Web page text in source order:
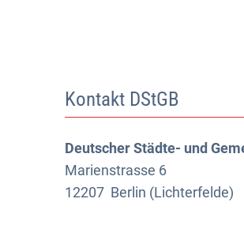
Kontakt DStGB
Deutscher Städte- und
Marienstrasse 6
12207 Berlin (Lichterfelde)